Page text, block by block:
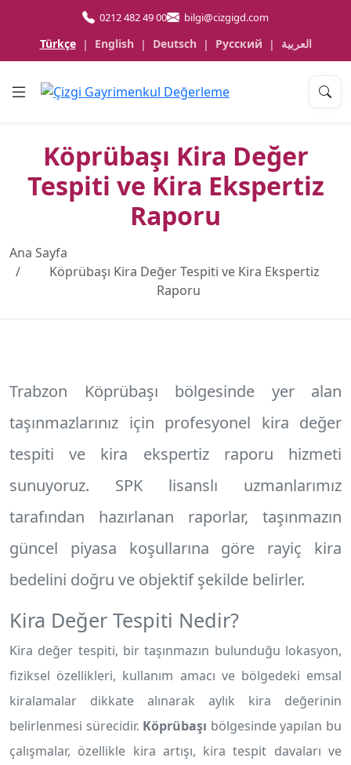
0212 482 49 00 bilgi@cizgigd.com
Türkçe | English | Deutsch | Русский | العربية
Köprübaşı Kira Değer
Tespiti ve Kira Ekspertiz
Raporu
Ana Sayfa
Köprübaşı Kira Değer Tespiti ve Kira Ekspertiz
Raporu
Trabzon Köprübaşı bölgesinde yer alan
taşınmazlarınız için profesyonel kira değer
tespiti ve kira ekspertiz raporu hizmeti
sunuyoruz. SPK lisanslı uzmanlarımız
tarafından hazırlanan raporlar, taşınmazın
güncel piyasa koşullarına göre rayiç kira
bedelini doğru ve objektif şekilde belirler.
Kira Değer Tespiti Nedir?
Kira değer tespiti, bir taşınmazın bulunduğu lokasyon,
fiziksel özellikleri, kullanım amacı ve bölgedeki emsal
kiralamalar dikkate alınarak aylık kira değerinin
belirlenmesi sürecidir. Köprübaşı bölgesinde yapılan bu
çalışmalar, özellikle kira artışı, kira tespit davaları ve